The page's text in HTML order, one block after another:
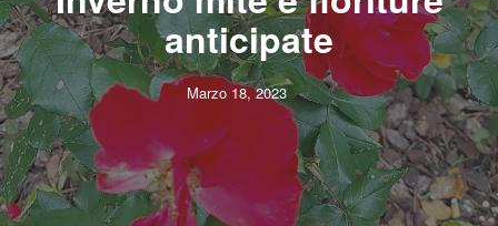
anticipate
Marzo 18, 2023